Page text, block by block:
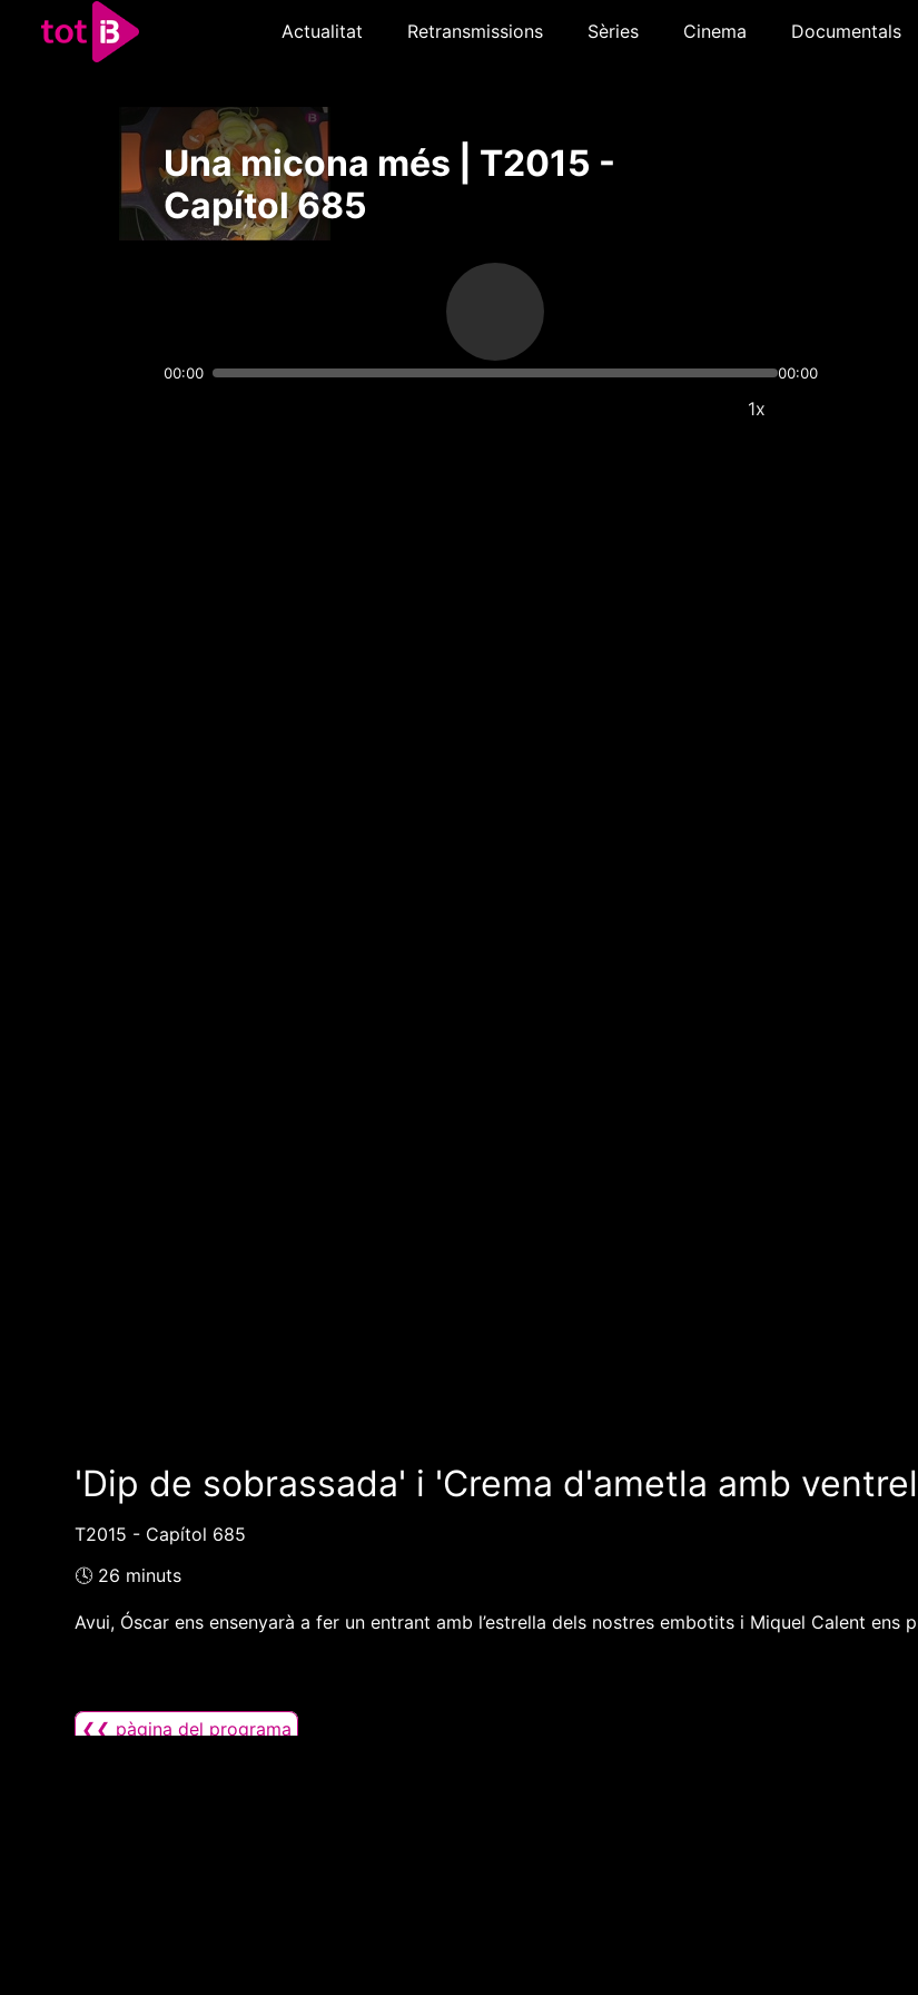
Actualitat Retransmissions Sèries Cinema Documentals
Una micona més | T2015 -
Capítol 685
00:00 00:00
1x
'Dip de sobrassada' i 'Crema d'ametla amb
T2015 - Capítol 685
🕓 26 minuts
Avui, Óscar ens ensenyarà a fer un entrant amb l’estrella dels nostres embotits i Miquel Calent
❮❮ pàgina del programa